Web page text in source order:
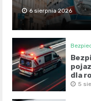
6 sierpnia 2026
dla
5